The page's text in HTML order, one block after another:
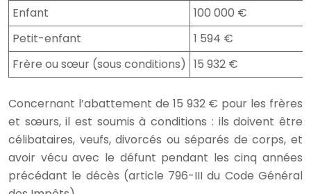
Enfant
100 000 €
Petit-enfant
1 594 €
Frère ou sœur (sous conditions) 15 932 €
Concernant l’abattement de 15 932 € pour les frères
et sœurs, il est soumis à conditions : ils doivent être
célibataires, veufs, divorcés ou séparés de corps, et
avoir vécu avec le défunt pendant les cinq années
précédant le décès (article 796-III du Code Général